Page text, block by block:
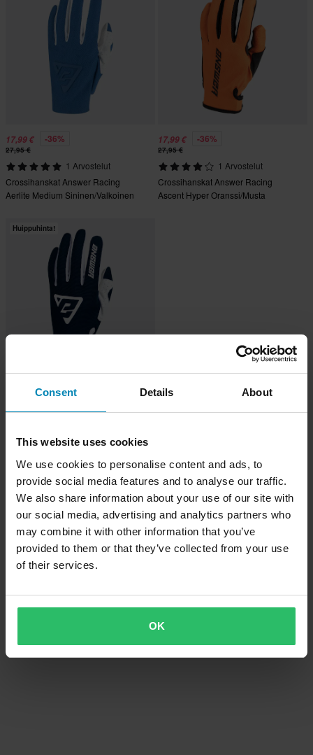
Consent Details About
This website uses cookies
We use cookies to personalise content and ads, to
provide social media features and to analyse our traffic.
We also share information about your use of our site with
our social media, advertising and analytics partners who
may combine it with other information that you’ve
provided to them or that they’ve collected from your use
of their services.
OK
17,99 € -36%
27,95 €
1 Arvostelut
Crossihanskat Answer Racing
Aerlite Medium Sininen/Valkoinen
17,99 € -36%
27,95 €
1 Arvostelut
Crossihanskat Answer Racing
Ascent Hyper Oranssi/Musta
Huippuhinta!
1 Arvostelut
Laivastonsininen/Valkoinen